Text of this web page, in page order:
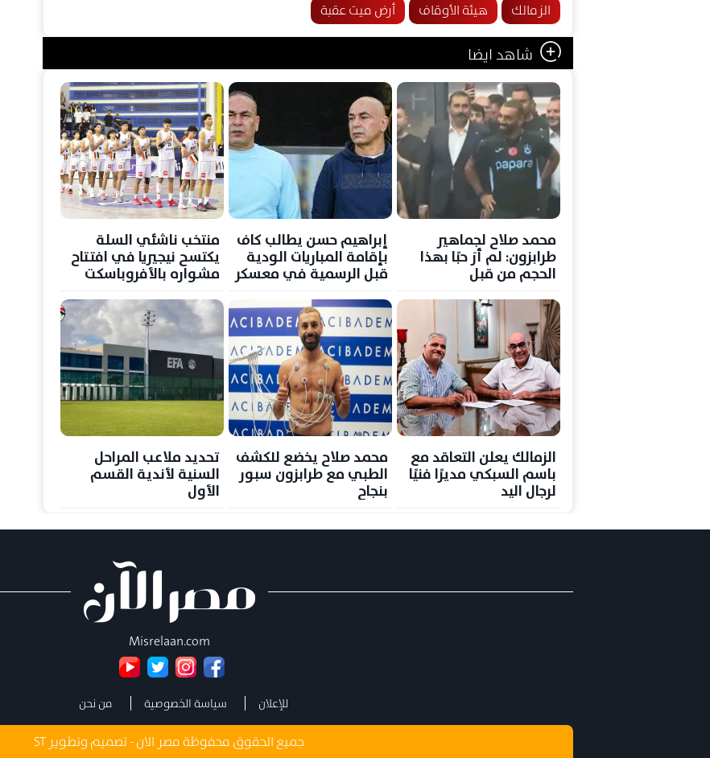
الزمالك هيئة الأوقاف أرض ميت عقبة
شاهد ايضا
محمد صلاح لجماهير
طرابزون: لم أرَ حبًا بهذا
الحجم من قبل
إبراهيم حسن يطالب كاف
بإقامة المباريات الودية
قبل الرسمية في معسكر
منتخب ناشئي السلة
يكتسح نيجيريا في افتتاح
مشواره بالأفروباسكت
الزمالك يعلن التعاقد مع
باسم السبكي مديرًا فنيًا
لرجال اليد
محمد صلاح يخضع للكشف
الطبي مع طرابزون سبور
بنجاح
تحديد ملاعب المراحل
السنية لأندية القسم
الأول
Misrelaan.com
للإعلان سياسة الخصوصية من نحن
جميع الحقوق محفوظة مصر الان - تصميم وتطوير ST